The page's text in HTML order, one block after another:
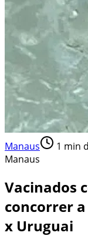
Manaus 1 min
Manaus
Vacinados
concorrer
x Uruguai